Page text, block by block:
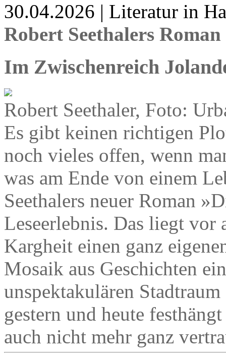
30.04.2026 | Literatur in
Robert Seethalers
Im Zwischenreich
Robert Seethaler, Foto:
Es gibt keinen richtigen
noch vieles offen, wenn
was am Ende von einem
Seethalers neuer Roman
Leseerlebnis. Das liegt vor
Kargheit einen ganz
Mosaik aus Geschichten
unspektakulären
gestern und heute
auch nicht mehr ganz